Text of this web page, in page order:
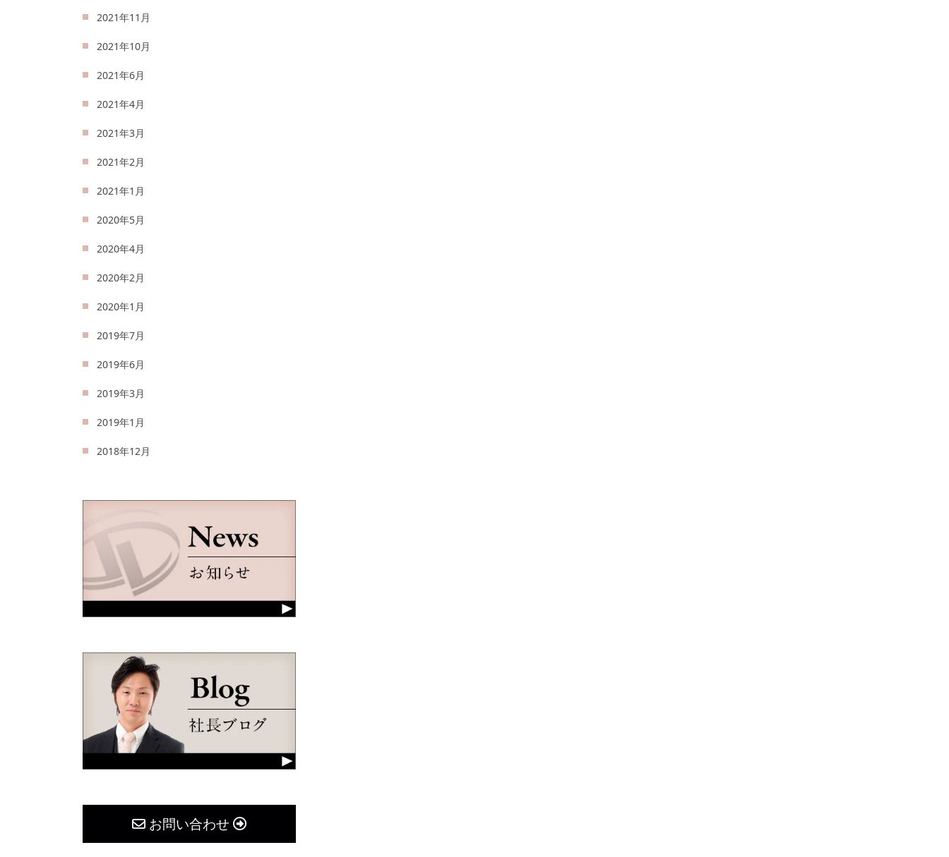
2021年11月
2021年10月
2021年6月
2021年4月
2021年3月
2021年2月
2021年1月
2020年5月
2020年4月
2020年2月
2020年1月
2019年7月
2019年6月
2019年3月
2019年1月
2018年12月
お問い合わせ